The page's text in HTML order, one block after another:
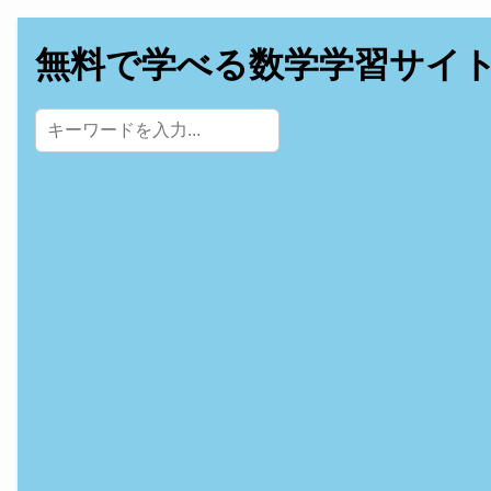
無料で学べる数学学習サイ
サイト内検索